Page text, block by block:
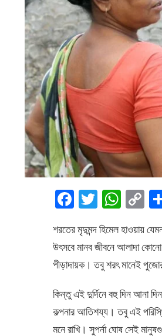
F
ce
b
o
o
k
T
tt
er
W
at
s
A
p
p
C
Li
n
k
শরতের মৃদুমন্দ হিমেল হাওয়ায়
উৎসবে মানব জীবনে আলাদা কোনো
পীড়াদায়ক। তবু শরৎ মানেই
কিন্তু এই দুর্দিনে বহু দিন আনা
কল্পনার আতিশয্য। তবু এই
মনে রাখি। সুপর্না ঘোষ সেই